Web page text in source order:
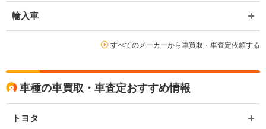
輸入車
すべてのメーカーから車買取・車査定依頼する
車種の車買取・車査定おすすめ情報
トヨタ